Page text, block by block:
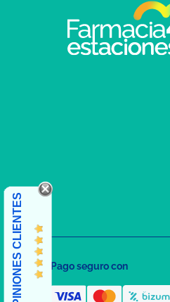
OPINIONES CLIENTES Pago seguro con